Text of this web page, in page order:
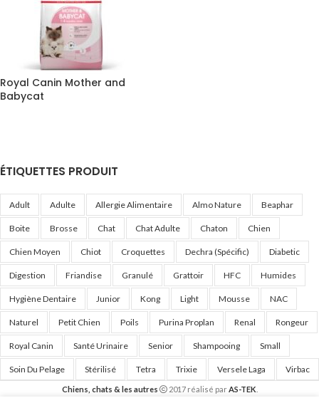
Royal Canin Mother and
Babycat
ÉTIQUETTES PRODUIT
Adult Adulte Allergie Alimentaire Almo Nature Beaphar
Boite Brosse Chat Chat Adulte Chaton Chien
Chien Moyen Chiot Croquettes Dechra (Spécific) Diabetic
Digestion Friandise Granulé Grattoir HFC Humides
Hygiène Dentaire Junior Kong Light Mousse NAC
Naturel Petit Chien Poils Purina Proplan Renal Rongeur
Royal Canin Santé Urinaire Senior Shampooing Small
Soin Du Pelage Stérilisé Tetra Trixie Versele Laga Virbac
Chiens, chats & les autres 2017 réalisé parAS-TEK